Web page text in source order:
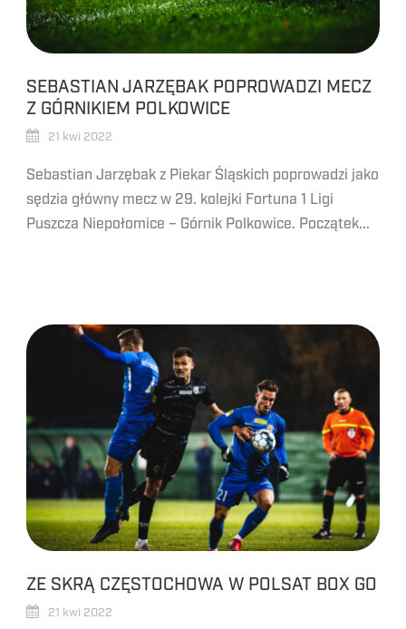
SEBASTIAN JARZĘBAK POPROWADZI MECZ
Z GÓRNIKIEM POLKOWICE
21 kwi 2022
Sebastian Jarzębak z Piekar Śląskich poprowadzi jako
sędzia główny mecz w 29. kolejki Fortuna 1 Ligi
Puszcza Niepołomice – Górnik Polkowice. Początek...
ZE SKRĄ CZĘSTOCHOWA W POLSAT BOX GO
21 kwi 2022